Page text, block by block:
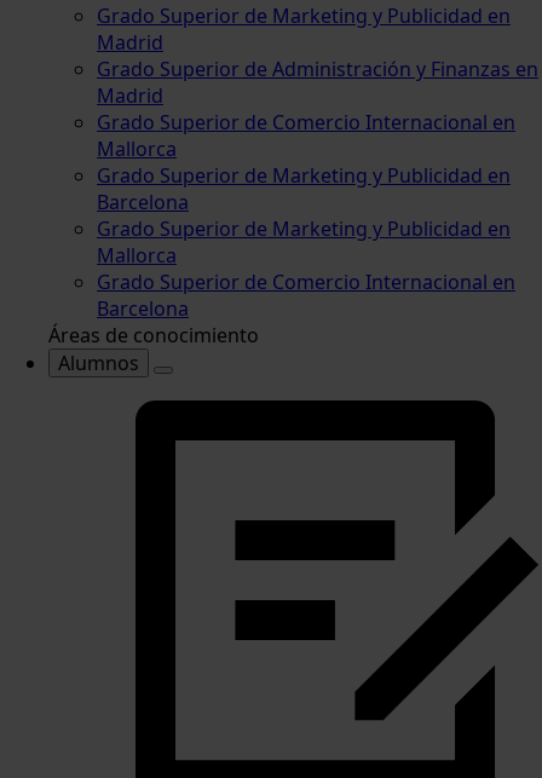
Grado Superior de Marketing y Publicidad en
Madrid
Grado Superior de Administración y Finanzas en
Madrid
Grado Superior de Comercio Internacional en
Mallorca
Grado Superior de Marketing y Publicidad en
Barcelona
Grado Superior de Marketing y Publicidad en
Mallorca
Grado Superior de Comercio Internacional en
Barcelona
Áreas de conocimiento
Alumnos